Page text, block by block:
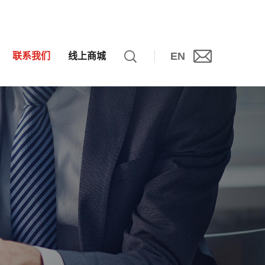
EN
联系我们 线上商城